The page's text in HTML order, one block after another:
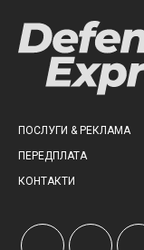
ПОСЛУГИ & РЕКЛАМА
ПЕРЕДПЛАТА
КОНТАКТИ